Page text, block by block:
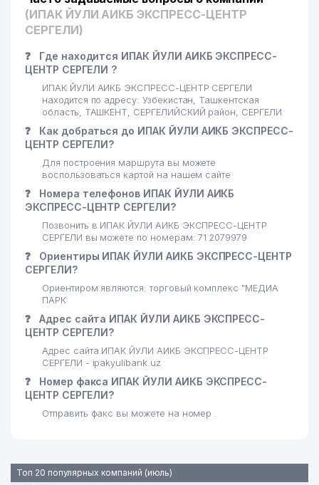
(ИПАК ЙУЛИ АИКБ ЭКСПРЕСС-ЦЕНТР
СЕРГЕЛИ)
❓
Где находится ИПАК ЙУЛИ АИКБ ЭКСПРЕСС-
ЦЕНТР СЕРГЕЛИ ?
ИПАК ЙУЛИ АИКБ ЭКСПРЕСС-ЦЕНТР СЕРГЕЛИ
находится по адресу: Узбекистан, Ташкентская
область, ТАШКЕНТ, СЕРГЕЛИЙСКИЙ район, СЕРГЕЛИ
❓
Как добраться до ИПАК ЙУЛИ АИКБ ЭКСПРЕСС-
ЦЕНТР СЕРГЕЛИ?
Для построения маршрута вы можете
воспользоваться картой на нашем сайте
❓
Номера телефонов ИПАК ЙУЛИ АИКБ
ЭКСПРЕСС-ЦЕНТР СЕРГЕЛИ?
Позвонить в ИПАК ЙУЛИ АИКБ ЭКСПРЕСС-ЦЕНТР
СЕРГЕЛИ вы можете по номерам: 71 2079979
❓
Ориентиры ИПАК ЙУЛИ АИКБ ЭКСПРЕСС-ЦЕНТР
СЕРГЕЛИ?
Ориентиром являются: торговый комплекс "МЕДИА
ПАРК
❓
Адрес сайта ИПАК ЙУЛИ АИКБ ЭКСПРЕСС-
ЦЕНТР СЕРГЕЛИ?
Адрес сайта ИПАК ЙУЛИ АИКБ ЭКСПРЕСС-ЦЕНТР
СЕРГЕЛИ - ipakyulibank.uz
❓
Номер факса ИПАК ЙУЛИ АИКБ ЭКСПРЕСС-
ЦЕНТР СЕРГЕЛИ?
Отправить факс вы можете на номер .
Топ 20 популярных компаний (июль)